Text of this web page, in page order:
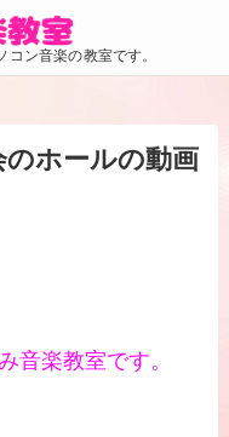
ン音楽の教室です。
ホールの動画
音楽教室です。